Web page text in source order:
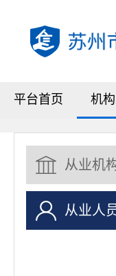
平台首页 机
从业机
从业人